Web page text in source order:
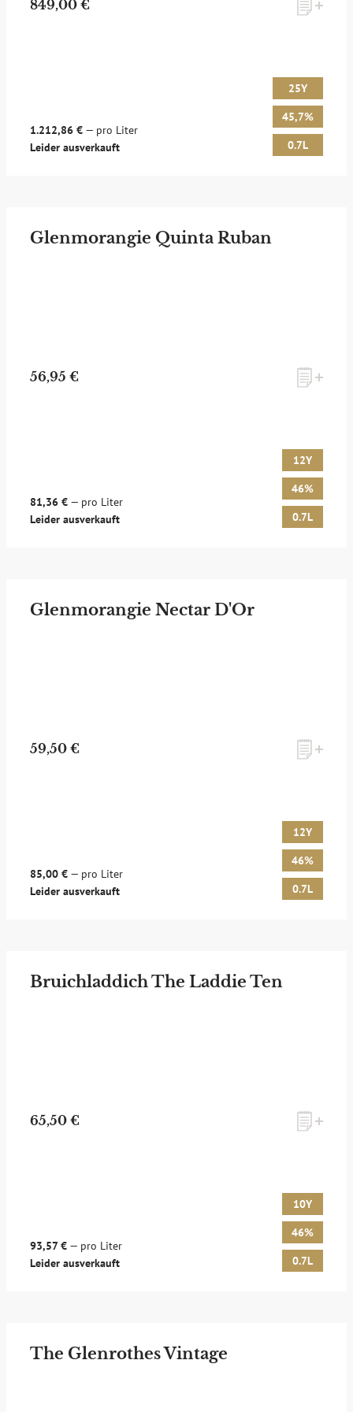
849,00 €
1.212,86 € — pro Liter
Leider ausverkauft
25Y
45,7%
0.7L
Glenmorangie Quinta Ruban
56,95 €
81,36 € — pro Liter
Leider ausverkauft
12Y
46%
0.7L
Glenmorangie Nectar D'Or
59,50 €
85,00 € — pro Liter
Leider ausverkauft
12Y
46%
0.7L
Bruichladdich The Laddie Ten
65,50 €
93,57 € — pro Liter
Leider ausverkauft
10Y
46%
0.7L
The Glenrothes Vintage